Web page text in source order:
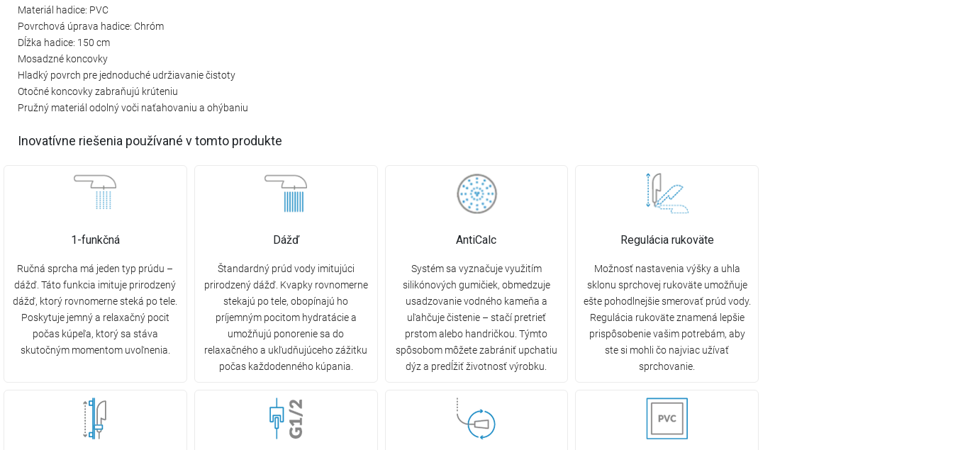
Materiál hadice: PVC
Povrchová úprava hadice: Chróm
Dĺžka hadice: 150 cm
Mosadzné koncovky
Hladký povrch pre jednoduché udržiavanie čistoty
Otočné koncovky zabraňujú krúteniu
Pružný materiál odolný voči naťahovaniu a ohýbaniu
Inovatívne riešenia používané v tomto produkte
1-funkčná
Ručná sprcha má jeden typ prúdu –
dážď. Táto funkcia imituje prirodzený
dážď, ktorý rovnomerne steká po tele.
Poskytuje jemný a relaxačný pocit
počas kúpeľa, ktorý sa stáva
skutočným momentom uvoľnenia.
Dážď
Štandardný prúd vody imitujúci
prirodzený dážď. Kvapky rovnomerne
stekajú po tele, obopínajú ho
príjemným pocitom hydratácie a
umožňujú ponorenie sa do
relaxačného a ukľudňujúceho zážitku
počas každodenného kúpania.
AntiCalc
Systém sa vyznačuje využitím
silikónových gumičiek, obmedzuje
usadzovanie vodného kameňa a
uľahčuje čistenie – stačí pretrieť
prstom alebo handričkou. Týmto
spôsobom môžete zabrániť upchatiu
dýz a predĺžiť životnosť výrobku.
Regulácia rukoväte
Možnosť nastavenia výšky a uhla
sklonu sprchovej rukoväte umožňuje
ešte pohodlnejšie smerovať prúd vody.
Regulácia rukoväte znamená lepšie
prispôsobenie vašim potrebám, aby
ste si mohli čo najviac užívať
sprchovanie.